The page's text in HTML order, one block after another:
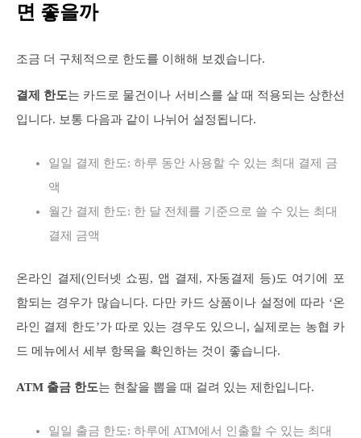
면 좋을까
조금 더 구체적으로 한도를 이해해 보겠습니다.
결제 한도는 카드로 물건이나 서비스를 살 때 적용되는 상한선
입니다. 보통 다음과 같이 나뉘어 설정됩니다.
일일 결제 한도: 하루 동안 사용할 수 있는 최대 결제 금
액
월간 결제 한도: 한 달 전체를 기준으로 쓸 수 있는 최대
결제 금액
온라인 결제(인터넷 쇼핑, 앱 결제, 자동결제 등)도 여기에 포
함되는 경우가 많습니다. 다만 카드 상품이나 설정에 따라 ‘온
라인 결제 한도’가 따로 있는 경우도 있으니, 실제로는 농협 카
드 메뉴에서 세부 항목을 확인하는 것이 좋습니다.
ATM 출금 한도는 현찰을 뽑을 때 걸려 있는 제한입니다.
일일 출금 한도: 하루에 ATM에서 인출할 수 있는 최대